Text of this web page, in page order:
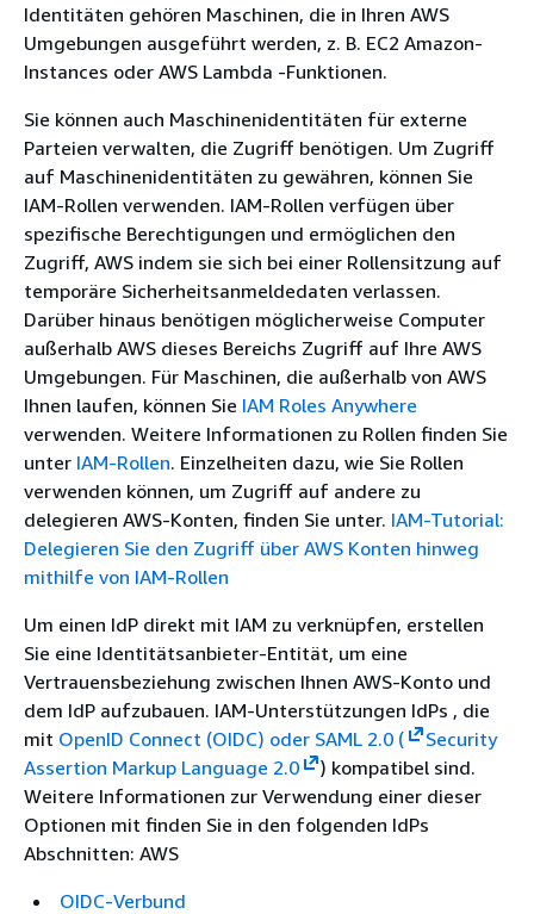
Identitäten gehören Maschinen, die in Ihren AWS
Umgebungen ausgeführt werden, z. B. EC2 Amazon-
Instances oder AWS Lambda -Funktionen.
Sie können auch Maschinenidentitäten für externe
Parteien verwalten, die Zugriff benötigen. Um Zugriff
auf Maschinenidentitäten zu gewähren, können Sie
IAM-Rollen verwenden. IAM-Rollen verfügen über
spezifische Berechtigungen und ermöglichen den
Zugriff, AWS indem sie sich bei einer Rollensitzung auf
temporäre Sicherheitsanmeldedaten verlassen.
Darüber hinaus benötigen möglicherweise Computer
außerhalb AWS dieses Bereichs Zugriff auf Ihre AWS
Umgebungen. Für Maschinen, die außerhalb von AWS
Ihnen laufen, können Sie IAM Roles Anywhere
verwenden. Weitere Informationen zu Rollen finden Sie
unter IAM-Rollen. Einzelheiten dazu, wie Sie Rollen
verwenden können, um Zugriff auf andere zu
delegieren AWS-Konten, finden Sie unter. IAM-Tutorial:
Delegieren Sie den Zugriff über AWS Konten hinweg
mithilfe von IAM-Rollen
Um einen IdP direkt mit IAM zu verknüpfen, erstellen
Sie eine Identitätsanbieter-Entität, um eine
Vertrauensbeziehung zwischen Ihnen AWS-Konto und
dem IdP aufzubauen. IAM-Unterstützungen IdPs , die
mit OpenID Connect (OIDC) oder SAML 2.0 (
Security
Assertion Markup Language 2.0
) kompatibel sind.
Weitere Informationen zur Verwendung einer dieser
Optionen mit finden Sie in den folgenden IdPs
Abschnitten: AWS
OIDC-Verbund